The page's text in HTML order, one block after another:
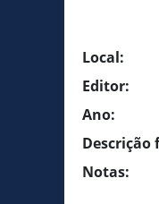
Local:
Editor:
Ano:
Descrição
Notas: